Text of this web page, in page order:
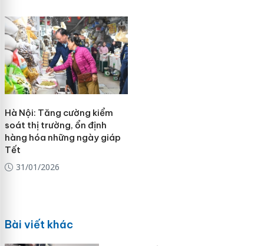
Hà Nội: Tăng cường kiểm
soát thị trường, ổn định
hàng hóa những ngày giáp
Tết
31/01/2026
Bài viết khác